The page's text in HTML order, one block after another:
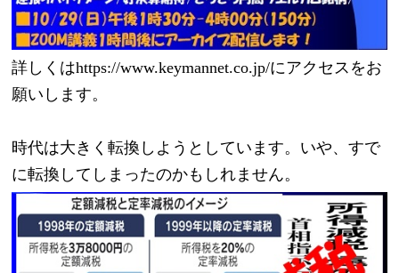
詳しくはhttps://www.keymannet.co.jp/にアクセスをお
願いします。
時代は大きく転換しようとしています。いや、すで
に転換してしまったのかもしれません。